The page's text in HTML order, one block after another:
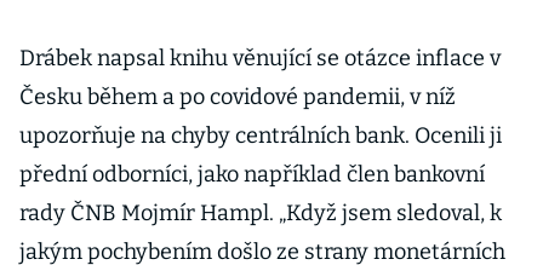
Drábek napsal knihu věnující se otázce inflace v
Česku během a po covidové pandemii, v níž
upozorňuje na chyby centrálních bank. Ocenili ji
přední odborníci, jako například člen bankovní
rady ČNB Mojmír Hampl. „Když jsem sledoval, k
jakým pochybením došlo ze strany monetárních